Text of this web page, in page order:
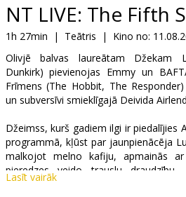
B2B
Kino
Klubs
NT LIVE: The Fifth
1h 27min | Teātris | Kino no:
Olivjē balvas laureātam Džekam
Dunkirk) pievienojas Emmy un
Frīmens (The Hobbit, The
un subversīvi smieklīgajā Deivida
Džeimss, kurš gadiem ilgi ir piedalījies
programmā, kļūst par jaunpienācēja
malkojot melno kafiju, apmainās
pieredzes veido trauslu
piektajam solim - atzīšanās brīdim -,
Lasīt vairāk